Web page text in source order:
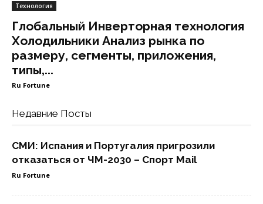
Технология
Глобальный Инверторная технология
Холодильники Анализ рынка по
размеру, сегменты, приложения,
типы,...
Ru Fortune
Недавние Посты
СМИ: Испания и Португалия пригрозили
отказаться от ЧМ-2030 – Спорт Mail
Ru Fortune